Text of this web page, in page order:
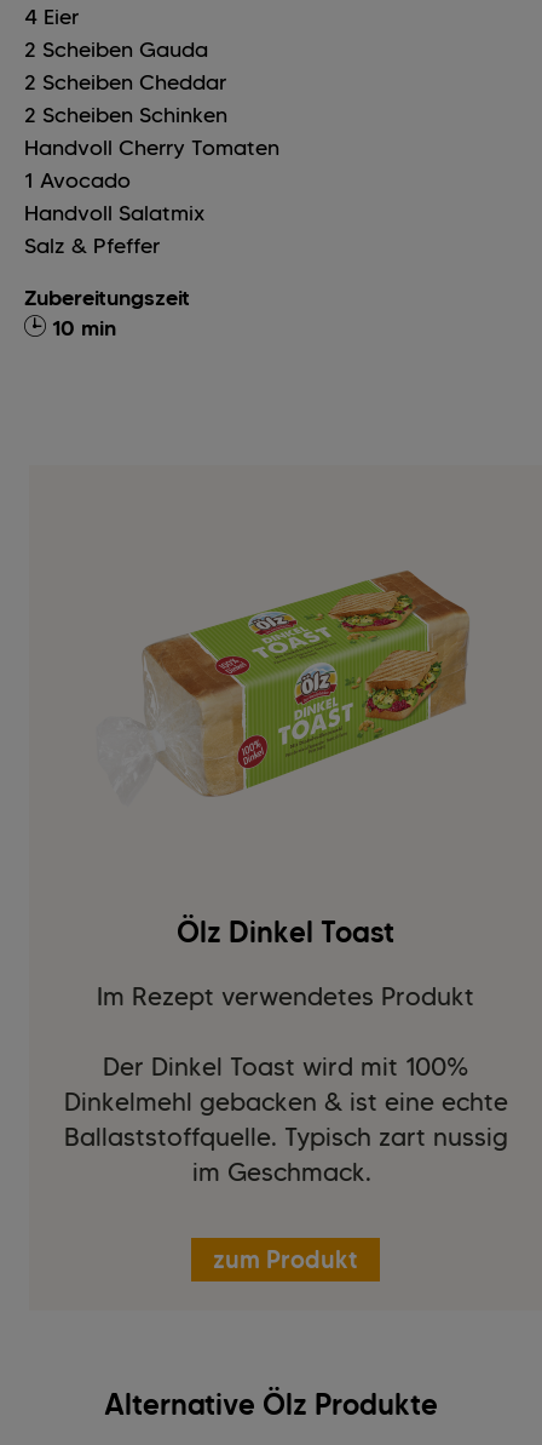
4 Eier
2 Scheiben Gauda
2 Scheiben Cheddar
2 Scheiben Schinken
Handvoll Cherry Tomaten
1 Avocado
Handvoll Salatmix
Salz & Pfeffer
Zubereitungszeit
10 min
Ölz Dinkel Toast
Im Rezept verwendetes Produkt
Der Dinkel Toast wird mit 100%
Dinkelmehl gebacken & ist eine echte
Ballaststoffquelle. Typisch zart nussig
im Geschmack.
zum Produkt
Alternative Ölz Produkte